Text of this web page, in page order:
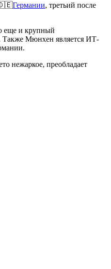
🇩🇪Германии, третьий после
еще и крупный
Также Мюнхен является ИТ-
нежаркое, преобладает